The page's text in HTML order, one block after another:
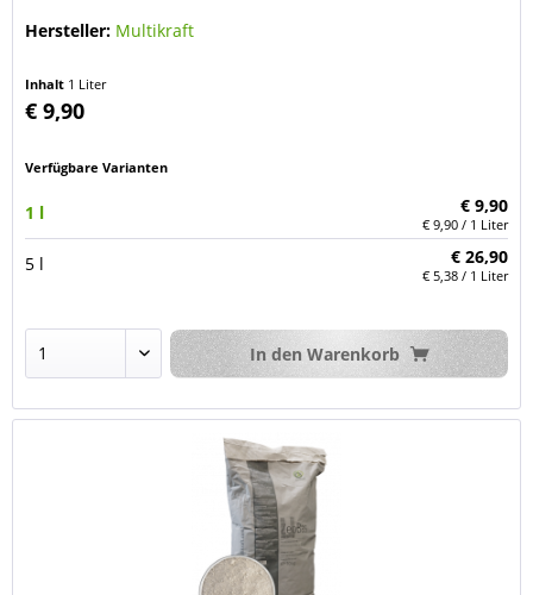
Hersteller: Multikraft
Inhalt 1 Liter
€ 9,90
Verfügbare Varianten
1 l € 9,90
€ 9,90 / 1 Liter
5 l € 26,90
€ 5,38 / 1 Liter
In den Warenkorb